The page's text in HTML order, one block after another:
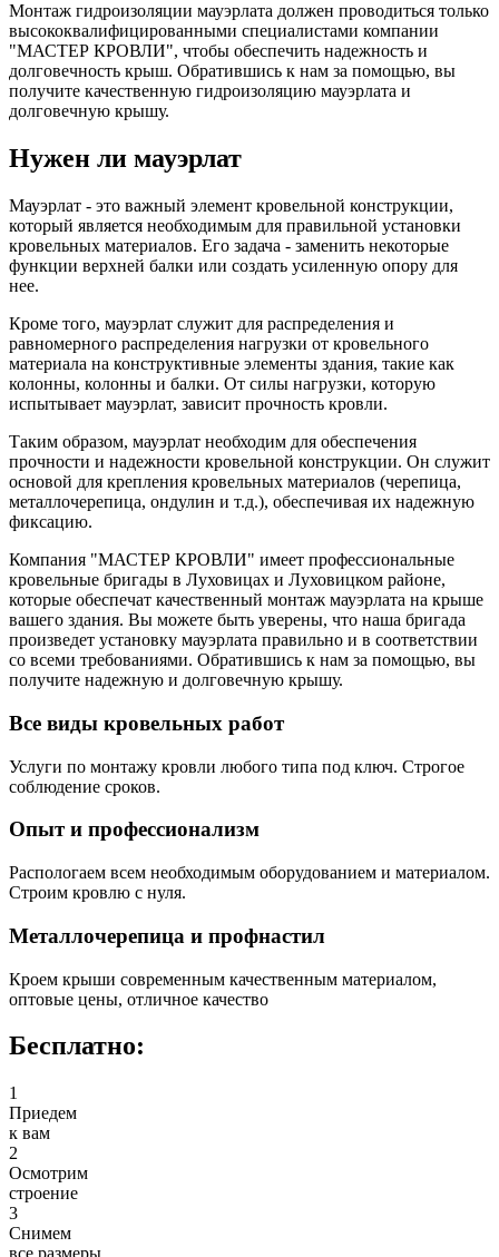
Монтаж гидроизоляции мауэрлата должен проводиться только
высококвалифицированными специалистами компании
"МАСТЕР КРОВЛИ", чтобы обеспечить надежность и
долговечность крыш. Обратившись к нам за помощью, вы
получите качественную гидроизоляцию мауэрлата и
долговечную крышу.
Нужен ли мауэрлат
Мауэрлат - это важный элемент кровельной конструкции,
который является необходимым для правильной установки
кровельных материалов. Его задача - заменить некоторые
функции верхней балки или создать усиленную опору для
нее.
Кроме того, мауэрлат служит для распределения и
равномерного распределения нагрузки от кровельного
материала на конструктивные элементы здания, такие как
колонны, колонны и балки. От силы нагрузки, которую
испытывает мауэрлат, зависит прочность кровли.
Таким образом, мауэрлат необходим для обеспечения
прочности и надежности кровельной конструкции. Он служит
основой для крепления кровельных материалов (черепица,
металлочерепица, ондулин и т.д.), обеспечивая их надежную
фиксацию.
Компания "МАСТЕР КРОВЛИ" имеет профессиональные
кровельные бригады в Луховицах и Луховицком районе,
которые обеспечат качественный монтаж мауэрлата на крыше
вашего здания. Вы можете быть уверены, что наша бригада
произведет установку мауэрлата правильно и в соответствии
со всеми требованиями. Обратившись к нам за помощью, вы
получите надежную и долговечную крышу.
Все виды кровельных работ
Услуги по монтажу кровли любого типа под ключ. Строгое
соблюдение сроков.
Опыт и профессионализм
Распологаем всем необходимым оборудованием и материалом.
Строим кровлю с нуля.
Металлочерепица и профнастил
Кроем крыши современным качественным материалом,
оптовые цены, отличное качество
Бесплатно:
1
Приедем
к вам
2
Осмотрим
строение
3
Снимем